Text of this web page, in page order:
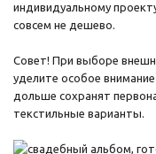
индивидуальному
совсем не дешево.
Совет! При выборе
уделите особое
дольше сохранят
текстильные варианты.